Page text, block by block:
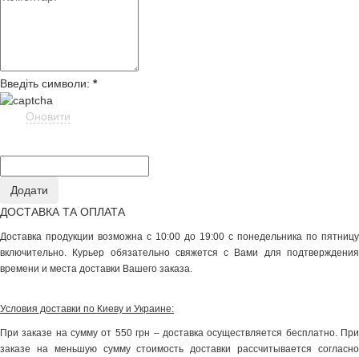
Введіть символи: *
Оновити
ДОСТАВКА ТА ОПЛАТА
Доставка продукции возможна с 10:00 до 19:00 с понедельника по пятницу
включительно. Курьер обязательно свяжется с Вами для подтверждения
времени и места доставки Вашего заказа.
Условия доставки по Киеву и Украине:
При заказе на сумму от 550 грн – доставка осуществляется бесплатно. При
заказе на меньшую сумму стоимость доставки рассчитывается согласно